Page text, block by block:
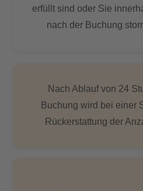
erfüllt sind oder Sie
nach der Buchung
Nach Ablauf von 24
Buchung wird bei einer
Rückerstattung der